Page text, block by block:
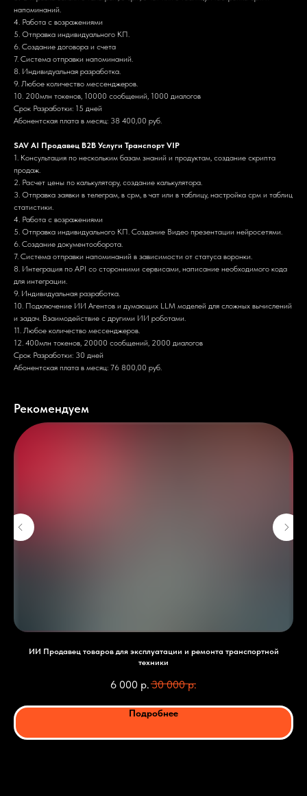
напоминаний.
4. Работа с возражениями
5. Отправка индивидуального КП.
6. Создание договора и счета
7. Система отправки напоминаний.
8. Индивидуальная разработка.
9. Любое количество мессенджеров.
10. 200млн токенов, 10000 сообщений, 1000 диалогов
Срок Разработки: 15 дней
Абонентская плата в месяц: 38 400,00 руб.
SAV AI Продавец B2B Услуги Транспорт VIP
1. Консультация по нескольким базам знаний и продуктам, создание скрипта
продаж.
2. Расчет цены по калькулятору, создание калькулятора.
3. Отправка заявки в телеграм, в срм, в чат или в таблицу, настройка срм и таблиц
статистики.
4. Работа с возражениями
5. Отправка индивидуального КП. Создание Видео презентации нейросетями.
6. Создание документооборота.
7. Система отправки напоминаний в зависимости от статуса воронки.
8. Интеграция по API со сторонними сервисами, написание необходимого кода
для интеграции.
9. Индивидуальная разработка.
10. Подключение ИИ Агентов и думающих LLM моделей для сложных вычислений
и задач. Взаимодействие с другими ИИ роботами.
11. Любое количество мессенджеров.
12. 400млн токенов, 20000 сообщений, 2000 диалогов
Срок Разработки: 30 дней
Абонентская плата в месяц: 76 800,00 руб.
Рекомендуем
ИИ Продавец товаров для эксплуатации и ремонта транспортной
техники
6 000 р. 30 000 р.
Подробнее